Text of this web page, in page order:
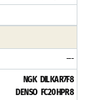
---
NGK DILKAR7F8
DENSO FC20HPR8